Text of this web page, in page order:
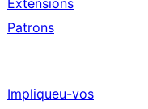
Extensions
Patrons
Impliqueu-vos